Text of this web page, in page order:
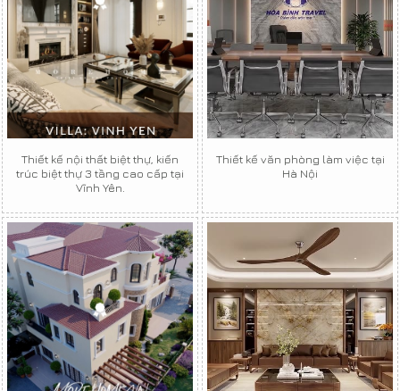
Thiết kế nội thất biệt thự, kiến
trúc biệt thự 3 tầng cao cấp tại
Vĩnh Yên.
Thiết kế văn phòng làm việc tại
Hà Nội